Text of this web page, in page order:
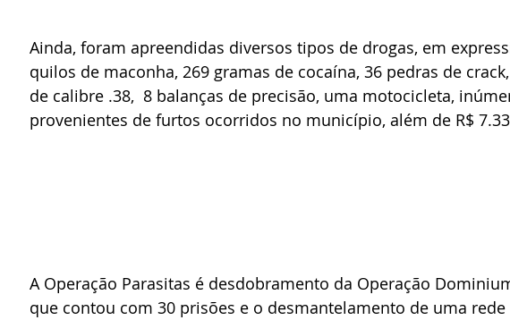
Ainda, foram apreendidas diversos tipos de drogas, em
quilos de maconha, 269 gramas de cocaína, 36 pedras de
de calibre .38,  8 balanças de precisão, uma motocicleta,
provenientes de furtos ocorridos no município, além de R$
A Operação Parasitas é desdobramento da Operação
que contou com 30 prisões e o desmantelamento de uma